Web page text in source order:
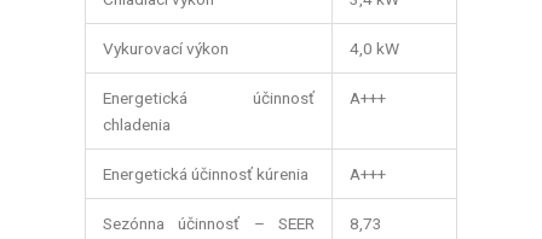
Vykurovací výkon 4,0 kW
Energetická účinnosť
chladenia
A+++
Energetická účinnosť kúrenia A+++
Sezónna účinnosť – SEER
8,73